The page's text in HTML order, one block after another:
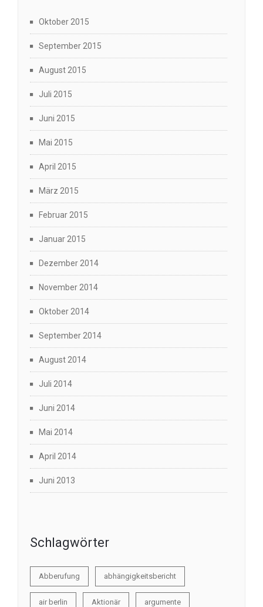
Oktober 2015
September 2015
August 2015
Juli 2015
Juni 2015
Mai 2015
April 2015
März 2015
Februar 2015
Januar 2015
Dezember 2014
November 2014
Oktober 2014
September 2014
August 2014
Juli 2014
Juni 2014
Mai 2014
April 2014
Juni 2013
Schlagwörter
Abberufung abhängigkeitsbericht
air berlin Aktionär argumente